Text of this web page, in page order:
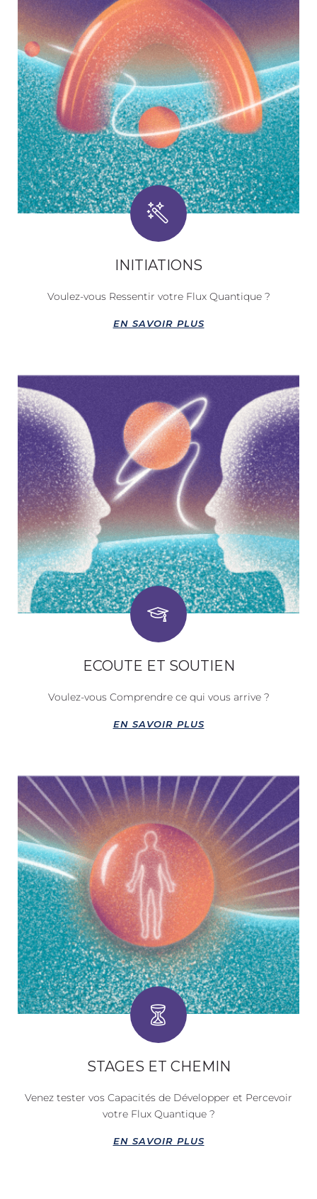
INITIATIONS
Voulez-vous Ressentir votre Flux Quantique ?
EN SAVOIR PLUS
ECOUTE ET SOUTIEN
Voulez-vous Comprendre ce qui vous arrive ?
EN SAVOIR PLUS
STAGES ET CHEMIN
Venez tester vos Capacités de Développer et Percevoir
votre Flux Quantique ?
EN SAVOIR PLUS